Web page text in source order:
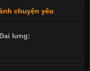
chuyện yêu
lưng: